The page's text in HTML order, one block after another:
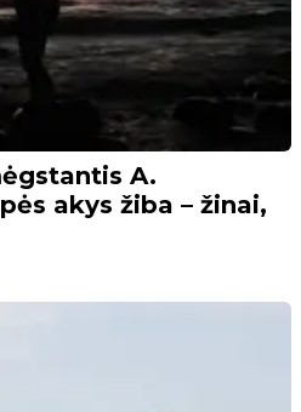
A.
akys žiba – žinai,